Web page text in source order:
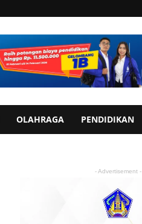
OLAHRAGA PENDIDIKAN
- Advertisement -